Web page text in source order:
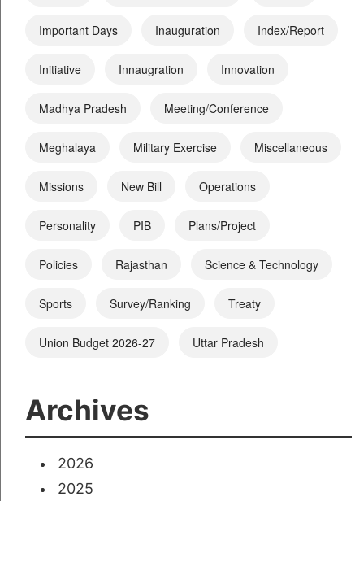
Important Days Inauguration Index/Report
Initiative Innaugration Innovation
Madhya Pradesh Meeting/Conference
Meghalaya Military Exercise Miscellaneous
Missions New Bill Operations
Personality PIB Plans/Project
Policies Rajasthan Science & Technology
Sports Survey/Ranking Treaty
Union Budget 2026-27 Uttar Pradesh
Archives
2026
2025